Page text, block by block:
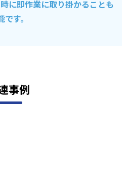
に即作業に取り掛かることも
です。
事例